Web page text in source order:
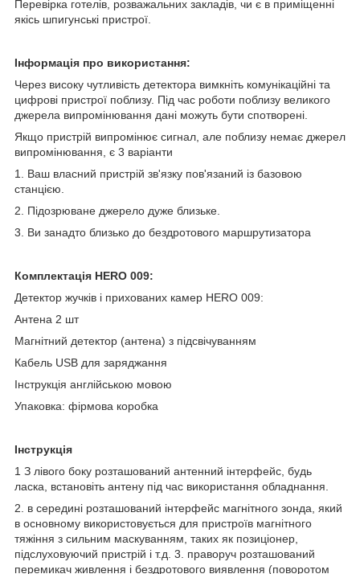
Перевірка готелів, розважальних закладів, чи є в приміщенні
якісь шпигунські пристрої.
Інформація про використання:
Через високу чутливість детектора вимкніть комунікаційні та
цифрові пристрої поблизу. Під час роботи поблизу великого
джерела випромінювання дані можуть бути спотворені.
Якщо пристрій випромінює сигнал, але поблизу немає джерел
випромінювання, є 3 варіанти
1. Ваш власний пристрій зв'язку пов'язаний із базовою
станцією.
2. Підозрюване джерело дуже близьке.
3. Ви занадто близько до бездротового маршрутизатора
Комплектація HERO 009:
Детектор жучків і прихованих камер HERO 009:
Антена 2 шт
Магнітний детектор (антена) з підсвічуванням
Кабель USB для заряджання
Інструкція англійською мовою
Упаковка: фірмова коробка
Інструкція
1 З лівого боку розташований антенний інтерфейс, будь
ласка, встановіть антену під час використання обладнання.
2. в середині розташований інтерфейс магнітного зонда, який
в основному використовується для пристроїв магнітного
тяжіння з сильним маскуванням, таких як позиціонер,
підслуховуючий пристрій і т.д. 3. праворуч розташований
перемикач живлення і бездротового виявлення (поворотом